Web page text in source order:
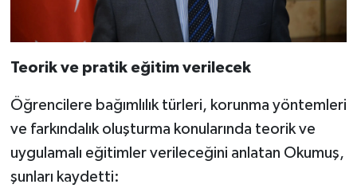
Teorik ve pratik eğitim verilecek
Öğrencilere bağımlılık türleri, korunma yöntemleri
ve farkındalık oluşturma konularında teorik ve
uygulamalı eğitimler verileceğini anlatan Okumuş,
şunları kaydetti: